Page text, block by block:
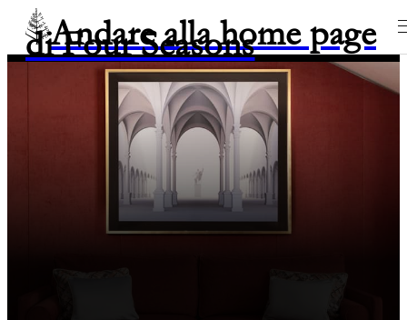
Andare alla home page
di Four Seasons